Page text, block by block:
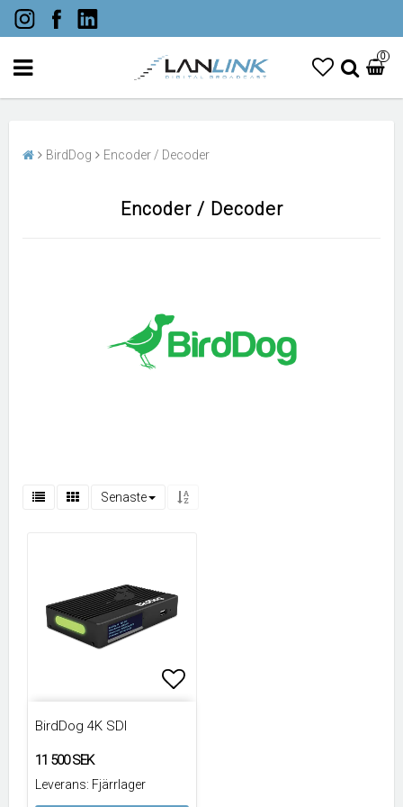
0
BirdDog Encoder / Decoder
Encoder / Decoder
Senaste
BirdDog 4K SDI
11 500 SEK
Leverans: Fjärrlager